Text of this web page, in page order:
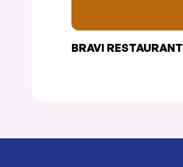
BRAVI RESTAURANT